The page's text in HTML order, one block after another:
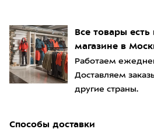
Все товары
магазине в
Работаем
Доставляем
другие страны.
Способы доставки